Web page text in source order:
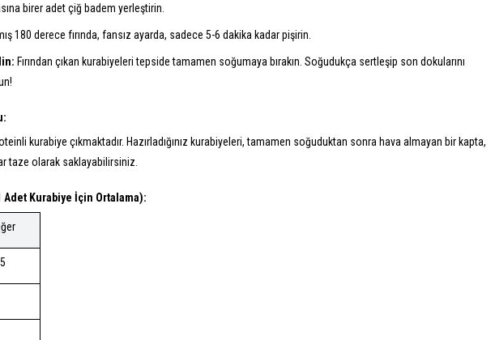
birer adet çiğ badem yerleştirin.
180 derece fırında, fansız ayarda, sadece 5-6 dakika kadar pişirin.
Fırından çıkan kurabiyeleri tepside tamamen soğumaya bırakın. Soğudukça sertleşip son dokularını
kurabiye çıkmaktadır. Hazırladığınız kurabiyeleri, tamamen soğuduktan sonra hava almayan bir kapta,
taze olarak saklayabilirsiniz.
Kurabiye İçin Ortalama):